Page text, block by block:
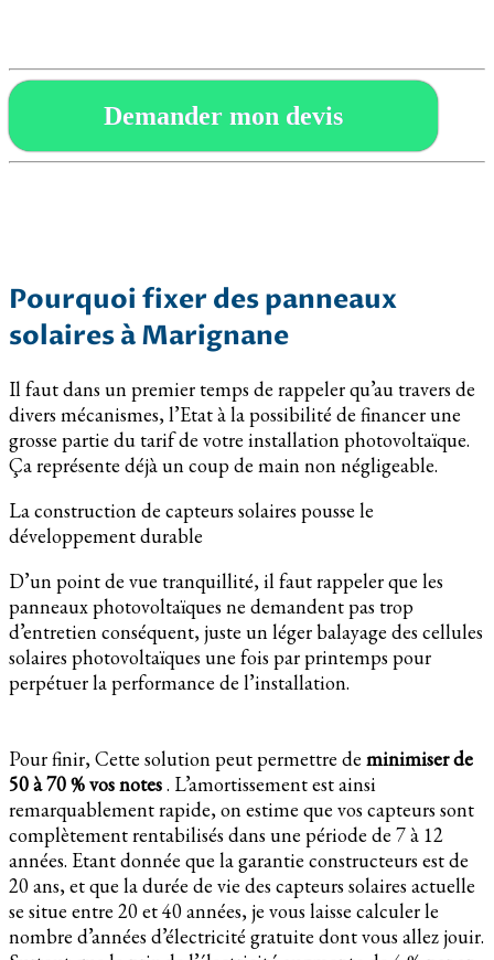
Demander mon devis
Pourquoi fixer des panneaux
solaires à Marignane
Il faut dans un premier temps de rappeler qu’au travers de
divers mécanismes, l’Etat à la possibilité de financer une
grosse partie du tarif de votre installation photovoltaïque.
Ça représente déjà un coup de main non négligeable.
La construction de capteurs solaires pousse le
développement durable
D’un point de vue tranquillité, il faut rappeler que les
panneaux photovoltaïques ne demandent pas trop
d’entretien conséquent, juste un léger balayage des cellules
solaires photovoltaïques une fois par printemps pour
perpétuer la performance de l’installation.
Pour finir, Cette solution peut permettre de minimiser de
50 à 70 % vos notes. L’amortissement est ainsi
remarquablement rapide, on estime que vos capteurs sont
complètement rentabilisés dans une période de 7 à 12
années. Etant donnée que la garantie constructeurs est de
20 ans, et que la durée de vie des capteurs solaires actuelle
se situe entre 20 et 40 années, je vous laisse calculer le
nombre d’années d’électricité gratuite dont vous allez jouir.